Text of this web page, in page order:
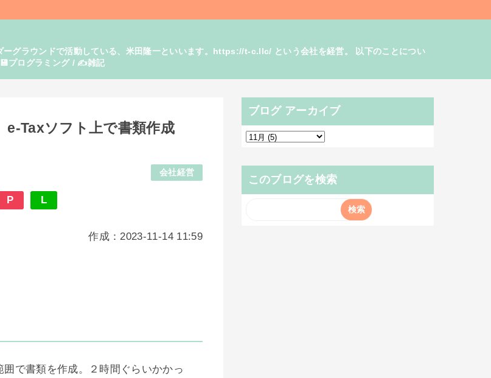
グラウンドで活動している、米田隆一といいます。https://t-c.llc/ という会社を経営。 以下のことについ
プログラミング / ✍️雑記
Taxソフト上で書類作成
会社経営
P L
作成：2023-11-14 11:59
で書類を作成。２時間ぐらいかかっ
ブログ アーカイブ
このブログを検索